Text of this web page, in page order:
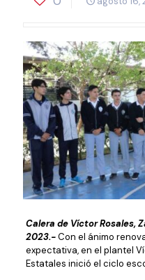
Calera de Víctor Rosales,
2023.-Con el ánimo
expectativa, en el plantel
Estatales inició el ciclo